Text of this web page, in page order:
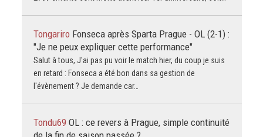
Tongariro Fonseca après Sparta Prague - OL (2-1) :
"Je ne peux expliquer cette performance"
Salut à tous, J'ai pas pu voir le match hier, du coup je suis
en retard : Fonseca a été bon dans sa gestion de
l'évènement ? Je demande car…
Tondu69 OL : ce revers à Prague, simple continuité